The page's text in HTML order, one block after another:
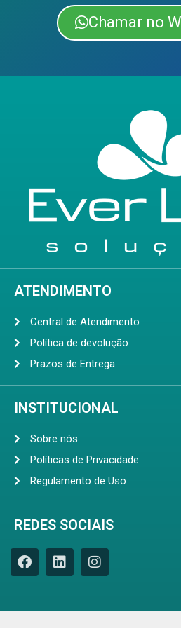
Chamar no
ATENDIMENTO
Central de Atendimento
Política de devolução
Prazos de Entrega
INSTITUCIONAL
Sobre nós
Políticas de Privacidade
Regulamento de Uso
REDES SOCIAIS